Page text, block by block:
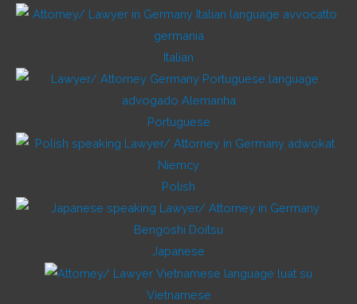
Italian
Portuguese
Polish
Japanese
Vietnamese